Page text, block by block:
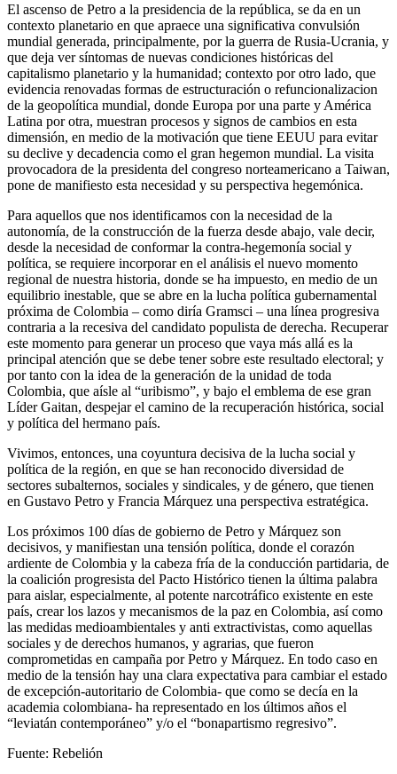
El ascenso de Petro a la presidencia de la república, se da en un
contexto planetario en que apraece una significativa convulsión
mundial generada, principalmente, por la guerra de Rusia-Ucrania, y
que deja ver síntomas de nuevas condiciones históricas del
capitalismo planetario y la humanidad; contexto por otro lado, que
evidencia renovadas formas de estructuración o refuncionalizacion
de la geopolítica mundial, donde Europa por una parte y América
Latina por otra, muestran procesos y signos de cambios en esta
dimensión, en medio de la motivación que tiene EEUU para evitar
su declive y decadencia como el gran hegemon mundial. La visita
provocadora de la presidenta del congreso norteamericano a Taiwan,
pone de manifiesto esta necesidad y su perspectiva hegemónica.
Para aquellos que nos identificamos con la necesidad de la
autonomía, de la construcción de la fuerza desde abajo, vale decir,
desde la necesidad de conformar la contra-hegemonía social y
política, se requiere incorporar en el análisis el nuevo momento
regional de nuestra historia, donde se ha impuesto, en medio de un
equilibrio inestable, que se abre en la lucha política gubernamental
próxima de Colombia – como diría Gramsci – una línea progresiva
contraria a la recesiva del candidato populista de derecha. Recuperar
este momento para generar un proceso que vaya más allá es la
principal atención que se debe tener sobre este resultado electoral; y
por tanto con la idea de la generación de la unidad de toda
Colombia, que aísle al “uribismo”, y bajo el emblema de ese gran
Líder Gaitan, despejar el camino de la recuperación histórica, social
y política del hermano país.
Vivimos, entonces, una coyuntura decisiva de la lucha social y
política de la región, en que se han reconocido diversidad de
sectores subalternos, sociales y sindicales, y de género, que tienen
en Gustavo Petro y Francia Márquez una perspectiva estratégica.
Los próximos 100 días de gobierno de Petro y Márquez son
decisivos, y manifiestan una tensión política, donde el corazón
ardiente de Colombia y la cabeza fría de la conducción partidaria, de
la coalición progresista del Pacto Histórico tienen la última palabra
para aislar, especialmente, al potente narcotráfico existente en este
país, crear los lazos y mecanismos de la paz en Colombia, así como
las medidas medioambientales y anti extractivistas, como aquellas
sociales y de derechos humanos, y agrarias, que fueron
comprometidas en campaña por Petro y Márquez. En todo caso en
medio de la tensión hay una clara expectativa para cambiar el estado
de excepción-autoritario de Colombia- que como se decía en la
academia colombiana- ha representado en los últimos años el
“leviatán contemporáneo” y/o el “bonapartismo regresivo”.
Fuente: Rebelión